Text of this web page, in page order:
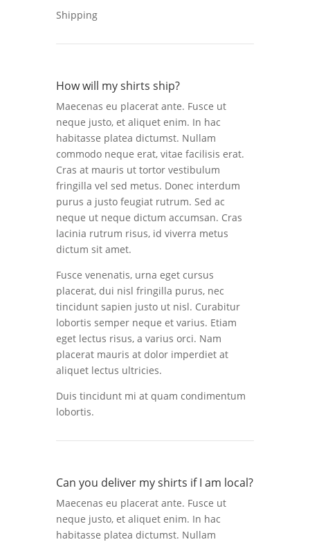
Shipping
How will my shirts ship?
Maecenas eu placerat ante. Fusce ut
neque justo, et aliquet enim. In hac
habitasse platea dictumst. Nullam
commodo neque erat, vitae facilisis erat.
Cras at mauris ut tortor vestibulum
fringilla vel sed metus. Donec interdum
purus a justo feugiat rutrum. Sed ac
neque ut neque dictum accumsan. Cras
lacinia rutrum risus, id viverra metus
dictum sit amet.
Fusce venenatis, urna eget cursus
placerat, dui nisl fringilla purus, nec
tincidunt sapien justo ut nisl. Curabitur
lobortis semper neque et varius. Etiam
eget lectus risus, a varius orci. Nam
placerat mauris at dolor imperdiet at
aliquet lectus ultricies.
Duis tincidunt mi at quam condimentum
lobortis.
Can you deliver my shirts if I am local?
Maecenas eu placerat ante. Fusce ut
neque justo, et aliquet enim. In hac
habitasse platea dictumst. Nullam